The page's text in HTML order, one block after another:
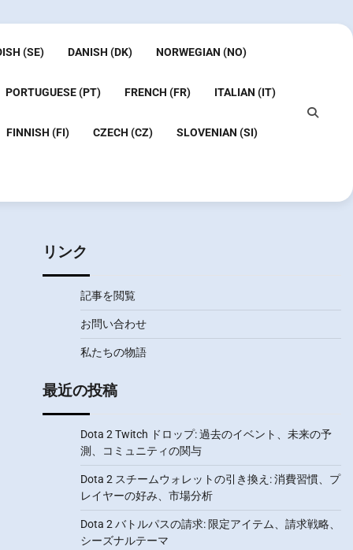
(SE) DANISH (DK) NORWEGIAN (NO)
PORTUGUESE (PT) FRENCH (FR) ITALIAN (IT)
FINNISH (FI) CZECH (CZ) SLOVENIAN (SI)
リンク
記事を閲覧
お問い合わせ
私たちの物語
最近の投稿
Dota 2 Twitch ドロップ: 過去のイベント、未来の予
測、コミュニティの関与
Dota 2 スチームウォレットの引き換え: 消費習慣、プ
レイヤーの好み、市場分析
Dota 2 バトルパスの請求: 限定アイテム、請求戦略、
シーズナルテーマ